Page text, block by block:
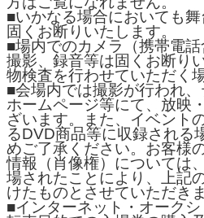
■いかなる場合においても
固くお断りいたします。
■場内でのカメラ（携帯電
撮影、録音等は固くお断り
物検査を行わせていただく
■会場内では撮影が行われ
ホームページ等にて、放映
ざいます。また、イベント
るDVD商品等に収録される
めご了承ください。お客様
情報（肖像権）については
場されたことにより、上記
けたものとさせていただきま
■インターネット・オーク